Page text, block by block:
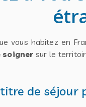
vous habitez en
sur le
titre de